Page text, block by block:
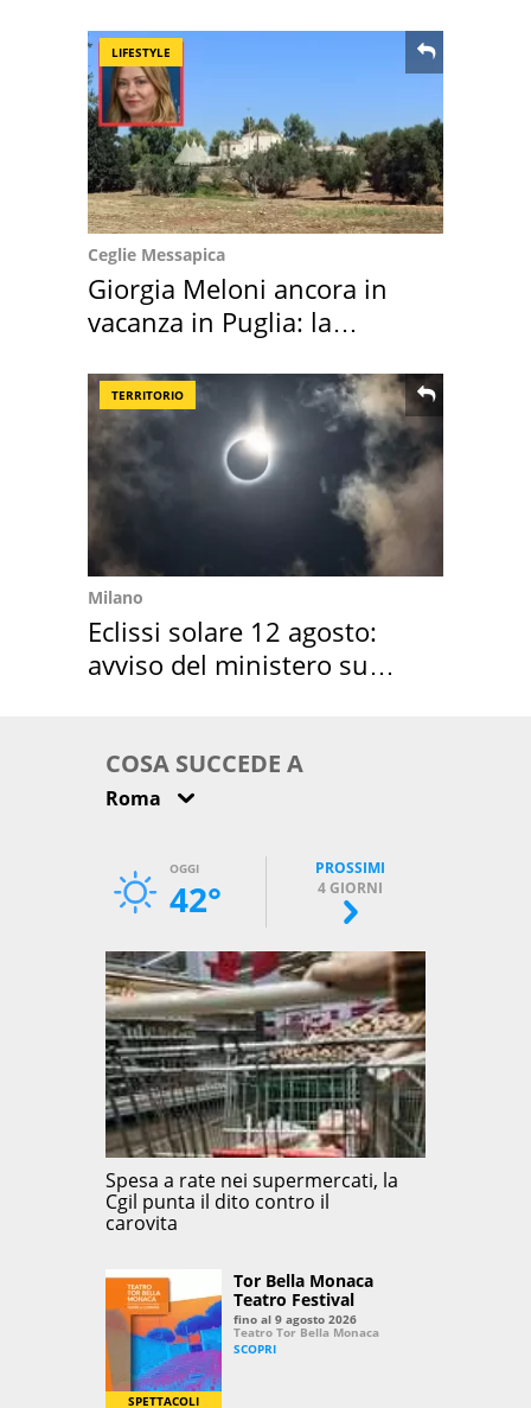
LIFESTYLE
Ceglie Messapica
Giorgia Meloni ancora in
vacanza in Puglia: la
TERRITORIO
Milano
Eclissi solare 12 agosto:
avviso del ministero su